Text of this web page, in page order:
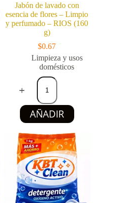
Jabón de lavado con
esencia de flores – Limpio
y perfumado – RIOS (160
g)
$0.67
Limpieza y usos
domésticos
Jabón
lavado
con
esencia
de
-
Limpio
y
perfumado
-
RIOS
(160
g)
AÑADIR